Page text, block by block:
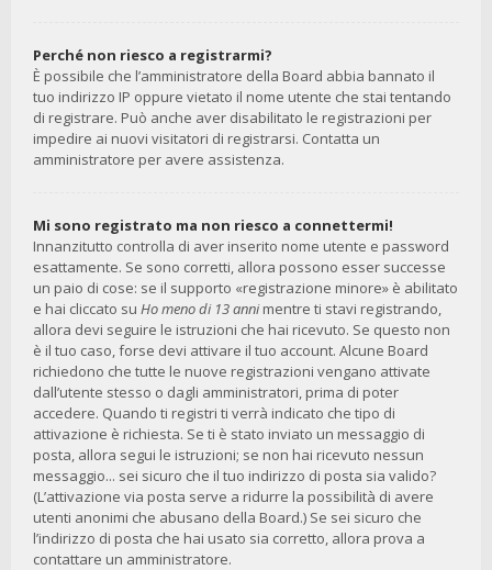
Perché non riesco a registrarmi?
È possibile che l’amministratore della Board abbia bannato il
tuo indirizzo IP oppure vietato il nome utente che stai tentando
di registrare. Può anche aver disabilitato le registrazioni per
impedire ai nuovi visitatori di registrarsi. Contatta un
amministratore per avere assistenza.
Mi sono registrato ma non riesco a connettermi!
Innanzitutto controlla di aver inserito nome utente e password
esattamente. Se sono corretti, allora possono esser successe
un paio di cose: se il supporto «registrazione minore» è abilitato
e hai cliccato su Ho meno di 13 annimentre ti stavi registrando,
allora devi seguire le istruzioni che hai ricevuto. Se questo non
è il tuo caso, forse devi attivare il tuo account. Alcune Board
richiedono che tutte le nuove registrazioni vengano attivate
dall’utente stesso o dagli amministratori, prima di poter
accedere. Quando ti registri ti verrà indicato che tipo di
attivazione è richiesta. Se ti è stato inviato un messaggio di
posta, allora segui le istruzioni; se non hai ricevuto nessun
messaggio... sei sicuro che il tuo indirizzo di posta sia valido?
(L’attivazione via posta serve a ridurre la possibilità di avere
utenti anonimi che abusano della Board.) Se sei sicuro che
l’indirizzo di posta che hai usato sia corretto, allora prova a
contattare un amministratore.